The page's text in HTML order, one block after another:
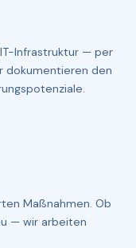
Infrastruktur — per
dokumentieren den
Maßnahmen. Ob
— wir arbeiten